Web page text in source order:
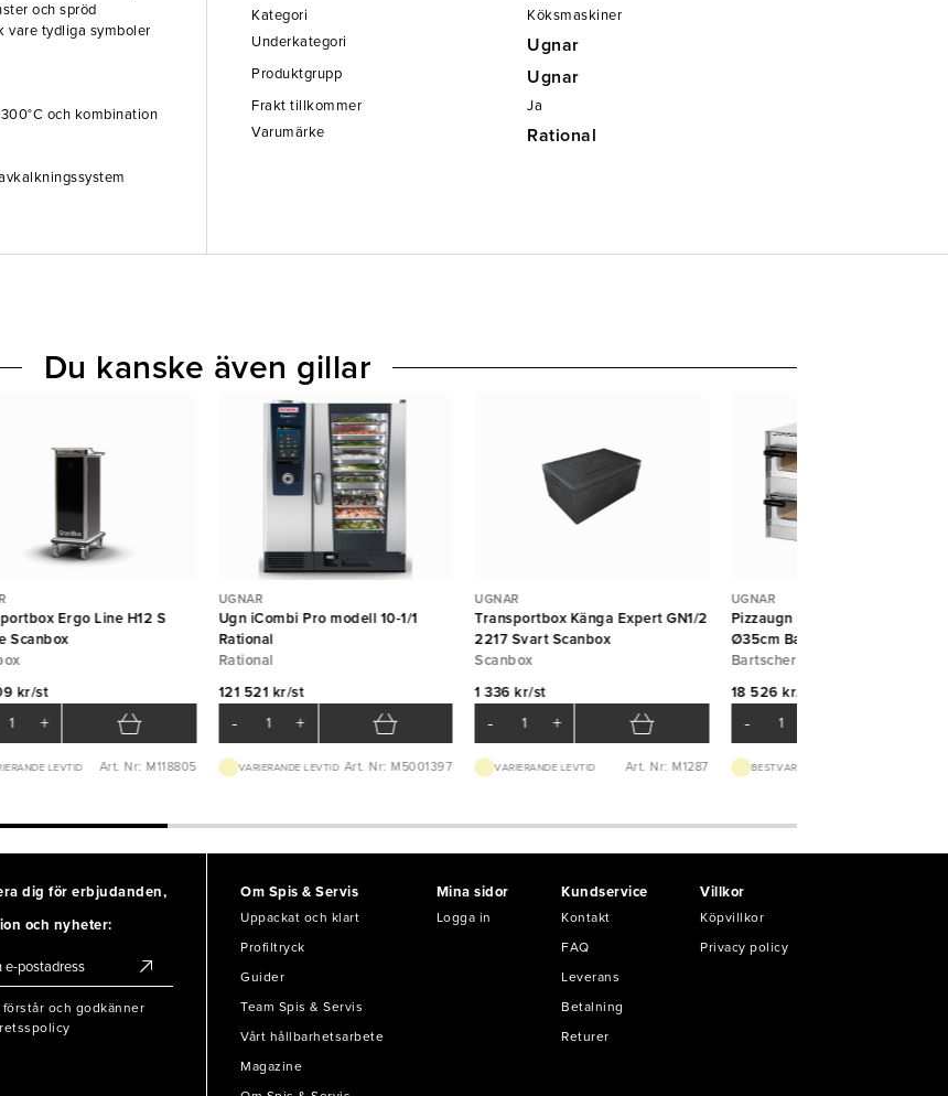
och spröd
vare tydliga symboler
och kombination
Kategori
Köksmaskiner
Underkategori
Ugnar
Produktgrupp Ugnar
Frakt tillkommer
Ja
Varumärke
Rational
Ergo Line H12 S
Scanbox
kr/st
+
LEVTID Art. Nr: M118805
UGNAR
Ugn iCombi Pro modell 10-1/1
Rational
Rational
121 521 kr/st
- +
VARIERANDE LEVTID Art. Nr: M5001397
UGNAR
Transportbox Känga Expert GN1/2
2217 Svart Scanbox
Scanbox
1 336 kr/st
- +
VARIERANDE LEVTID Art. Nr: M1287
UGNAR
Pizzaugn Mini Plus 2, 2 pizzor
Ø35cm Bartscher
Bartscher
18 526 kr/st
-
BEST.VARA 2-4V
Du kanske även gillar
dig för erbjudanden,
och nyheter:
förstår och godkänner
Om Spis & Servis
Uppackat och klart
Profiltryck
Guider
Team Spis & Servis
Vårt hållbarhetsarbete
Magazine
Mina sidor
Logga in
Kundservice
Kontakt
FAQ
Leverans
Betalning
Returer
Villkor
Köpvillkor
Privacy policy